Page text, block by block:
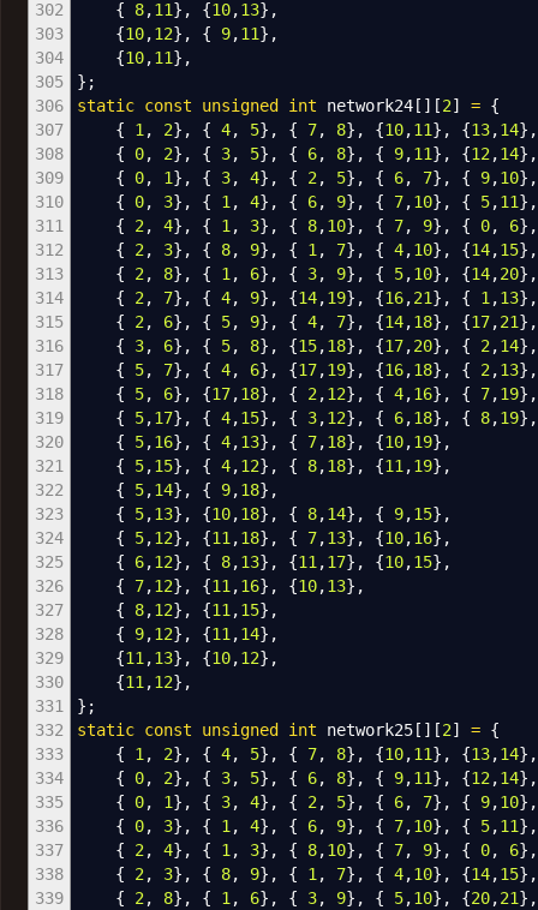
302
303
304
305
306
307
308
309
310
311
312
313
314
315
316
317
318
319
320
321
322
323
324
325
326
327
328
329
330
331
332
333
334
335
336
337
338
339
{ 8,11} , {10,13} ,
{10,12} , { 9,11} ,
{10,11} ,
} ;
static const unsigned int network24[ ] [2] = {
{
1, 2} , { 4, 5} , { 7, 8} , {10,11} , {13,14}
{
0, 2} , { 3, 5} , { 6, 8} , { 9,11} , {12,14}
{
0, 1} , { 3, 4} , { 2, 5} , { 6, 7} , { 9,10}
{
0, 3} , { 1, 4} , { 6, 9} , { 7,10} , { 5,11}
{
2, 4} , { 1, 3} , { 8,10} , { 7, 9} , { 0, 6}
{
2, 3} , { 8, 9} , { 1, 7} , { 4,10} , {14,15}
{
2, 8} , { 1, 6} , { 3, 9} , { 5,10} , {14,20}
{
2, 7} , { 4, 9} , {14,19} , {16,21} , { 1,13}
{
2, 6} , { 5, 9} , { 4, 7} , {14,18} , {17,21}
{
3, 6} , { 5, 8} , {15,18} , {17,20} , { 2,14}
{
5, 7} , { 4, 6} , {17,19} , {16,18} , { 2,13}
{
5, 6} , {17,18} , { 2,12} , { 4,16} , { 7,19}
{
5,17} , { 4,15} , { 3,12} , { 6,18} , { 8,19}
{
5,16} , { 4,13} , { 7,18} , {10,19} ,
{
5,15} , { 4,12} , { 8,18} , {11,19} ,
{
5,14} , { 9,18} ,
{
5,13} , {10,18} , { 8,14} , { 9,15} ,
{
5,12} , {11,18} , { 7,13} , {10,16} ,
{
6,12} , { 8,13} , {11,17} , {10,15} ,
{
7,12} , {11,16} , {10,13} ,
{
8,12} , {11,15} ,
{
9,12} , {11,14} ,
{11,13} , {10,12} ,
{11,12} ,
} ;
static const unsigned int network25[ ] [2] = {
{
1, 2} , { 4, 5} , { 7, 8} , {10,11} , {13,14}
{
0, 2} , { 3, 5} , { 6, 8} , { 9,11} , {12,14}
{
0, 1} , { 3, 4} , { 2, 5} , { 6, 7} , { 9,10}
{
0, 3} , { 1, 4} , { 6, 9} , { 7,10} , { 5,11}
{
2, 4} , { 1, 3} , { 8,10} , { 7, 9} , { 0, 6}
{
2, 3} , { 8, 9} , { 1, 7} , { 4,10} , {14,15}
{
2, 8} , { 1, 6} , { 3, 9} , { 5,10} , {20,21}